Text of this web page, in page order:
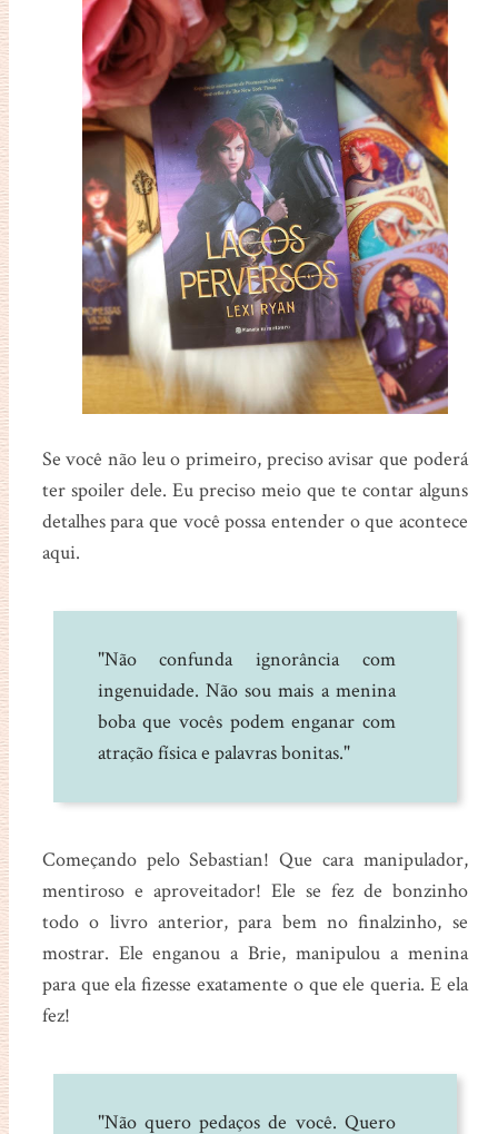
Se você não leu o primeiro, preciso avisar que poderá
ter spoiler dele. Eu preciso meio que te contar alguns
detalhes para que você possa entender o que acontece
aqui.
"Não confunda ignorância com
ingenuidade. Não sou mais a menina
boba que vocês podem enganar com
atração física e palavras bonitas."
Começando pelo Sebastian! Que cara manipulador,
mentiroso e aproveitador! Ele se fez de bonzinho
todo o livro anterior, para bem no finalzinho, se
mostrar. Ele enganou a Brie, manipulou a menina
para que ela fizesse exatamente o que ele queria. E ela
fez!
"Não quero pedaços de você. Quero